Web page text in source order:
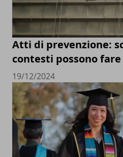
Atti di prevenzione:
contesti possono
19/12/2024